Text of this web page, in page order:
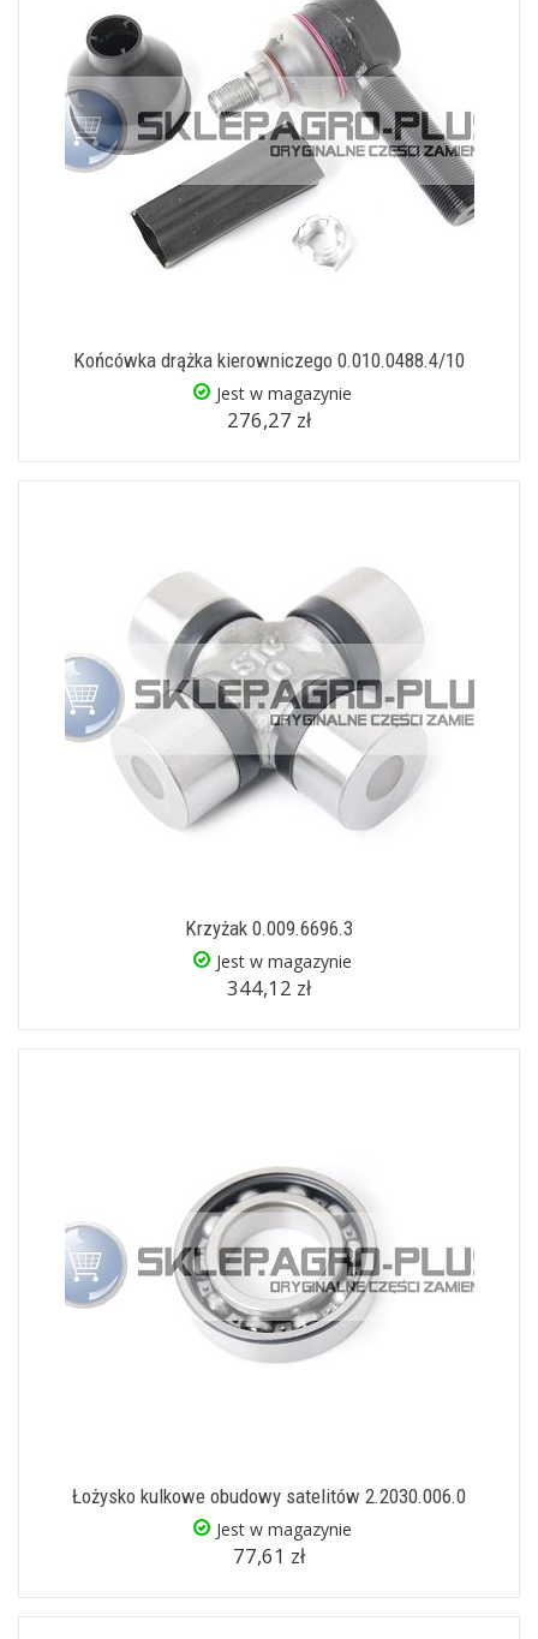
Końcówka drążka kierowniczego 0.010.0488.4/10
Jest w magazynie
276,27 zł
Krzyżak 0.009.6696.3
Jest w magazynie
344,12 zł
Łożysko kulkowe obudowy satelitów 2.2030.006.0
Jest w magazynie
77,61 zł